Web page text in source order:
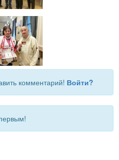
комментарий! Войти?